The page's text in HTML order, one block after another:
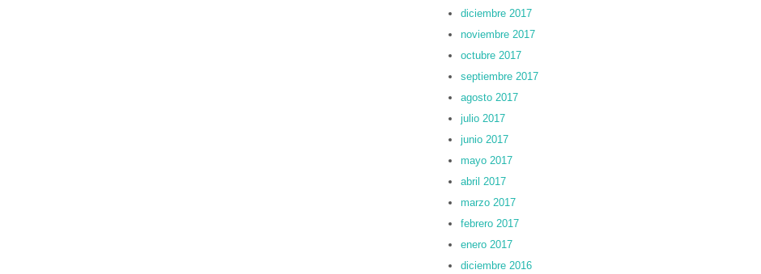
diciembre 2017
noviembre 2017
octubre 2017
septiembre 2017
agosto 2017
julio 2017
junio 2017
mayo 2017
abril 2017
marzo 2017
febrero 2017
enero 2017
diciembre 2016